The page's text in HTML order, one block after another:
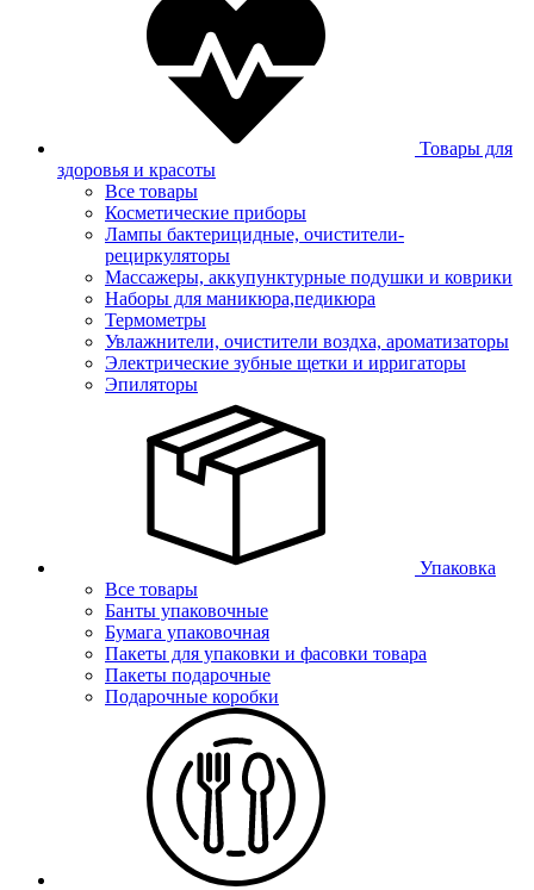
Товары для
здоровья и красоты
Все товары
Косметические приборы
Лампы бактерицидные, очистители-
рециркуляторы
Массажеры, аккупунктурные подушки и коврики
Наборы для маникюра,педикюра
Термометры
Увлажнители, очистители воздха, ароматизаторы
Электрические зубные щетки и ирригаторы
Эпиляторы
Упаковка
Все товары
Банты упаковочные
Бумага упаковочная
Пакеты для упаковки и фасовки товара
Пакеты подарочные
Подарочные коробки